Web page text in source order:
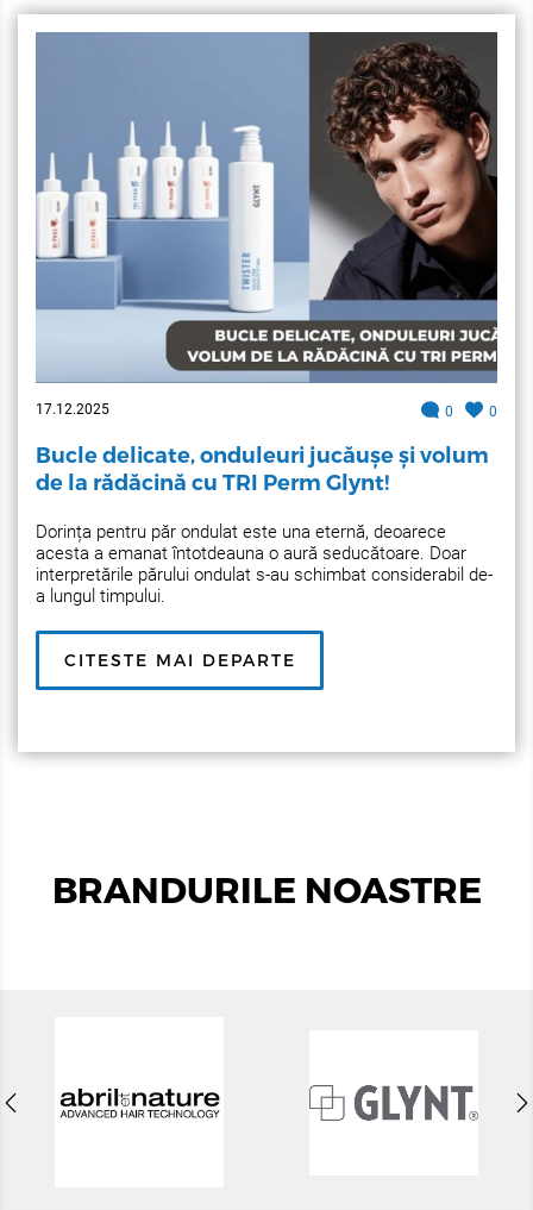
17.12.2025 0 0
Bucle delicate, onduleuri jucăușe și volum
de la rădăcină cu TRI Perm Glynt!
Dorința pentru păr ondulat este una eternă, deoarece
acesta a emanat întotdeauna o aură seducătoare. Doar
interpretările părului ondulat s-au schimbat considerabil de-
a lungul timpului.
CITESTE MAI DEPARTE
BRANDURILE NOASTRE